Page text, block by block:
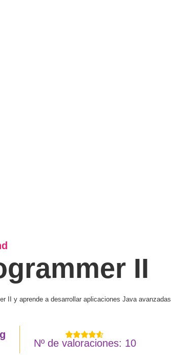
II
II y aprende a desarrollar aplicaciones Java avanzadas
Nº de valoraciones: 10